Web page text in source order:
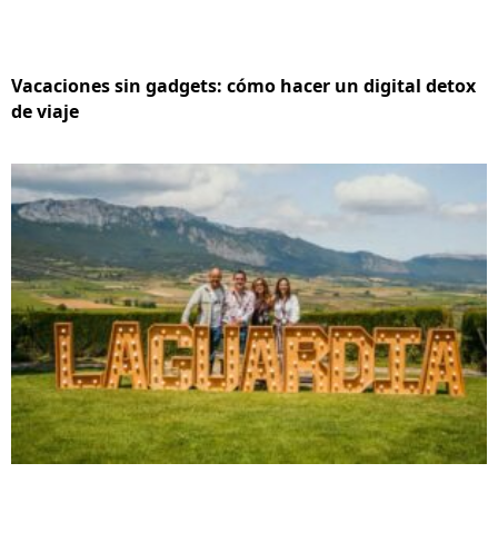
Vacaciones sin gadgets: cómo hacer un digital detox
de viaje